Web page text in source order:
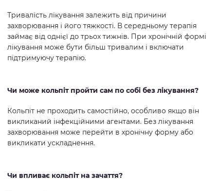
Тривалість лікування залежить від причини
захворювання і його тяжкості. В середньому терапія
займає від однієї до трьох тижнів. При хронічній формі
лікування може бути більш тривалим і включати
підтримуючу терапію.
Чи може кольпіт пройти сам по собі без лікування?
Кольпіт не проходить самостійно, особливо якщо він
викликаний інфекційними агентами. Без лікування
захворювання може перейти в хронічну форму або
викликати ускладнення.
Чи впливає кольпіт на зачаття?